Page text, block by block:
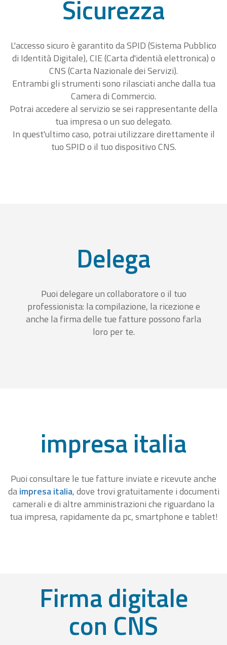
Sicurezza
L'accesso sicuro è garantito da SPID (Sistema Pubblico
di Identità Digitale), CIE (Carta d'identià elettronica) o
CNS (Carta Nazionale dei Servizi).
Entrambi gli strumenti sono rilasciati anche dalla tua
Camera di Commercio.
Potrai accedere al servizio se sei rappresentante della
tua impresa o un suo delegato.
In quest'ultimo caso, potrai utilizzare direttamente il
tuo SPID o il tuo dispositivo CNS.
Delega
Puoi delegare un collaboratore o il tuo
professionista: la compilazione, la ricezione e
anche la firma delle tue fatture possono farla
loro per te.
impresa italia
Puoi consultare le tue fatture inviate e ricevute anche
daimpresa italia, dove trovi gratuitamente i documenti
camerali e di altre amministrazioni che riguardano la
tua impresa, rapidamente da pc, smartphone e tablet!
Firma digitale
con CNS